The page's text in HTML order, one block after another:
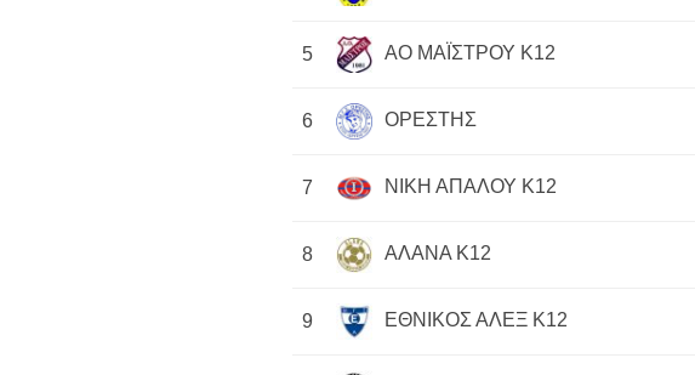
5 ΑΟ ΜΑΪΣΤΡΟΥ Κ12
6 ΟΡΕΣΤΗΣ
7 ΝΙΚΗ ΑΠΑΛΟΥ Κ12
8 ΑΛΑΝΑ Κ12
9 ΕΘΝΙΚΟΣ ΑΛΕΞ Κ12